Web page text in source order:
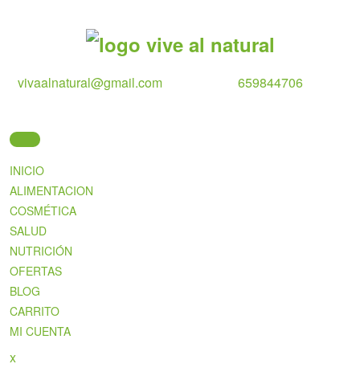
vivaalnatural@gmail.com
659844706
INICIO
ALIMENTACION
COSMÉTICA
SALUD
NUTRICIÓN
OFERTAS
BLOG
CARRITO
MI CUENTA
xClose